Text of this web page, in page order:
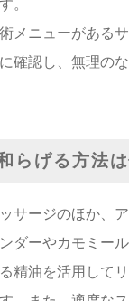
。
メニューがある
確認し、無理の
らげる方法
サージのほか、
ダーやカモミー
精油を活用して